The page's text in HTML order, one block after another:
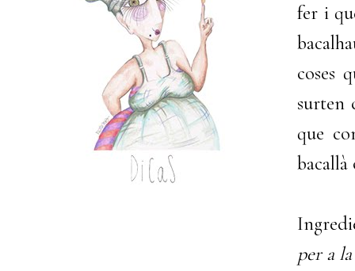
fer i
coses
surten
que
bacallà
per a la